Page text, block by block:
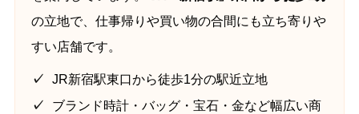
の立地で、仕事帰りや買い物の合間にも立ち寄りや
すい店舗です。
JR新宿駅東口から徒歩1分の駅近立地
ブランド時計・バッグ・宝石・金など幅広い商